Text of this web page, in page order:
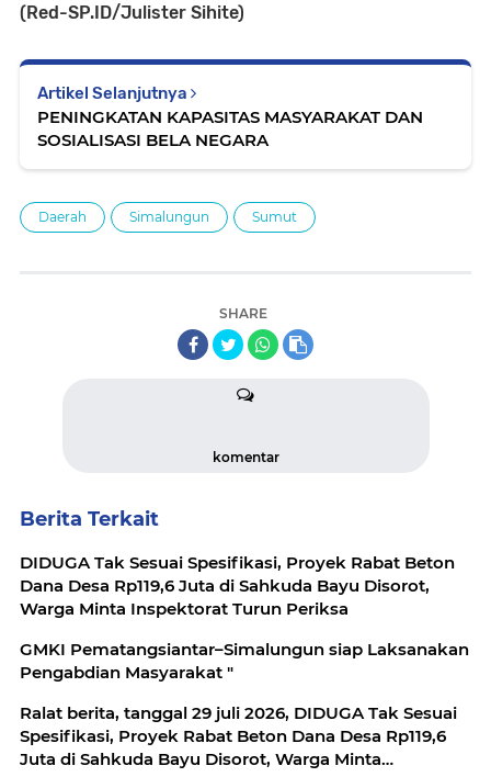
(Red-SP.ID/Julister Sihite)
Artikel Selanjutnya
PENINGKATAN KAPASITAS MASYARAKAT DAN
SOSIALISASI BELA NEGARA
Daerah Simalungun Sumut
SHARE
komentar
Berita Terkait
DIDUGA Tak Sesuai Spesifikasi, Proyek Rabat Beton
Dana Desa Rp119,6 Juta di Sahkuda Bayu Disorot,
Warga Minta Inspektorat Turun Periksa
GMKI Pematangsiantar–Simalungun siap Laksanakan
Pengabdian Masyarakat "
Ralat berita, tanggal 29 juli 2026, DIDUGA Tak Sesuai
Spesifikasi, Proyek Rabat Beton Dana Desa Rp119,6
Juta di Sahkuda Bayu Disorot, Warga Minta